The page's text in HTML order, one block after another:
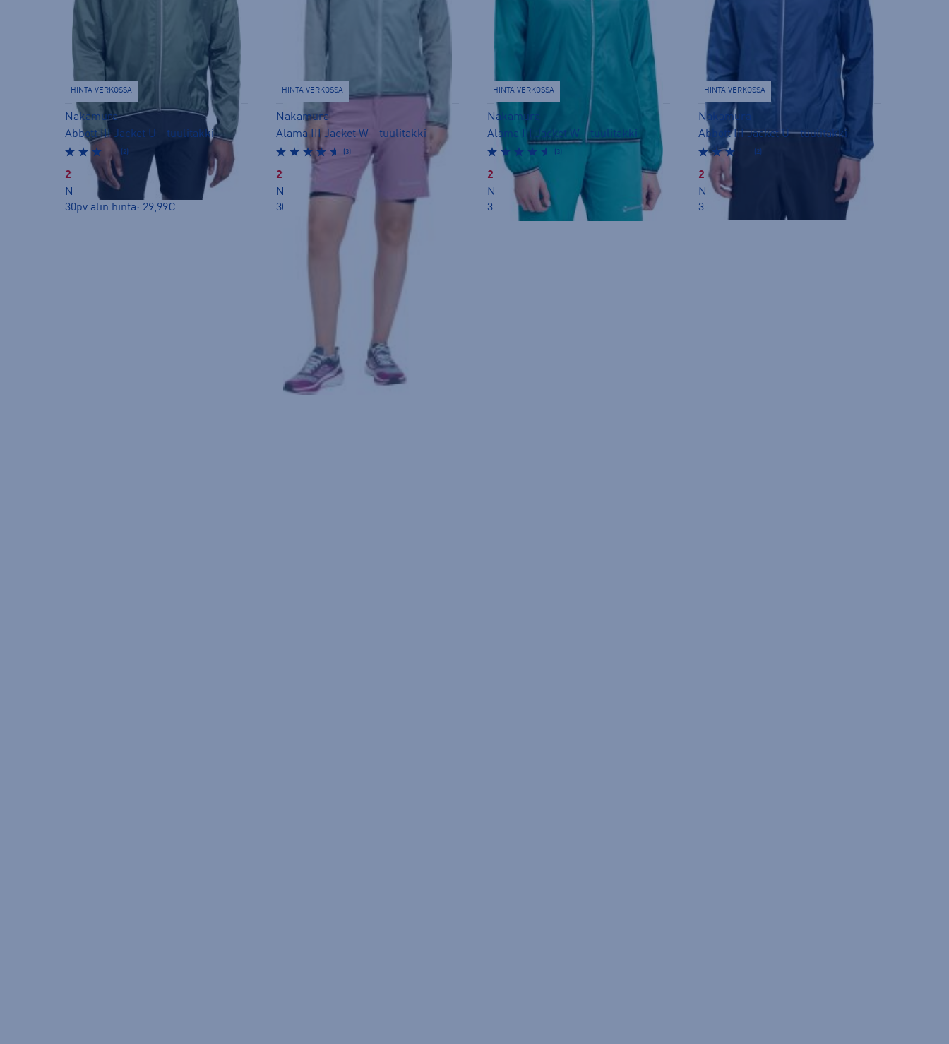
HINTA VERKOSSA
Nakamura
Abbott III Jacket U - tuulitakki
(2)
29,99 €
Norm. hinta:
49,90€
30pv alin hinta: 29,99€
HINTA VERKOSSA
Nakamura
Alama III Jacket W - tuulitakki
(3)
29,99 €
Norm. hinta: 49,90€
30pv alin hinta: 29,99€
HINTA VERKOSSA
Nakamura
Alama III Jacket W - tuulitakki
(3)
29,99 €
Norm. hinta:
49,90€
30pv alin hinta: 29,99€
HINTA VERKOSSA
Nakamura
Abbott III Jacket U - tuulitakki
(2)
29,99 €
Norm. hinta:
30pv alin hinta: 29,99€